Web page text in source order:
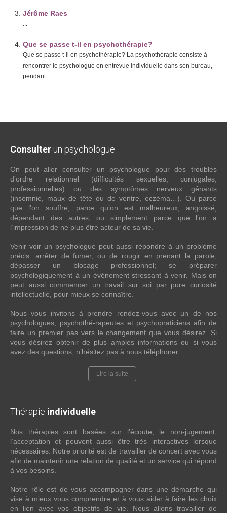
Jérôme Raes
Que se passe t-il en psychothérapie?
Que se passe t-il en psychothérapie? La psychothérapie consiste à
rencontrer le psychologue en entrevue individuelle dans son bureau,
pendant...
Consulter un psychologue
On peut aller consulter un psychologue pour des troubles
d’ordre relationnel (difficultés sexuelles, conjugales,
professionnelles) ou des symptômes nerveux gênants
(insomnie, maux de tête ou de ventre, eczéma…). Ou parce
que l’on souffre, parce qu’on est malheureux, angoissé,
dépendant des autres, ou simplement parce que l’on a
l’impression de ne plus être acteur de sa vie.
Venir voir un psychologue peut aussi répondre à un problème
précis: arrêter de fumer, ou de rougir en prenant la parole;
dépasser un blocage professionnel; se préparer
psychologiquement à un événement stressant à venir. Mais on
peut aussi commencer un travail sur soi par pure curiosité
intellectuelle, pour mieux se connaître.
Nous vous invitons à prendre rendez-vous avec un de nos
psychologues, psychothé-rapeutes et psychopraticiens afin de
faire un premier pas vers le changement que vous désirez. Si
vous désirez obtenir de plus amples informations ou si vous
avez des questions, n’hésitez pas à nous téléphoner.
Lire la suite
Thérapie individuelle
Nos thérapies sont basées sur l’écoute, le non-jugement,
l’acceptation et peuvent aussi être très interactives lorsque
nécessaires. Notre priorité est de travailler de concert avec vous
afin de maintenir une relation de qualité et un service qui répond
à vos besoins.
Notre rôle est de vous accompagner dans une démarche qui
vise à mieux vous comprendre et à vous aider à faire les choix
en lien avec vos objectifs de vie. Nous allons travailler de